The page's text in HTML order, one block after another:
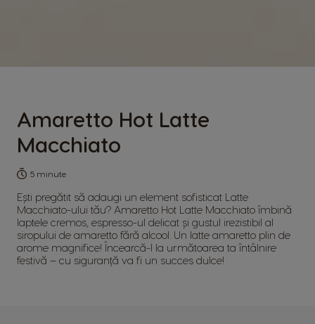
Amaretto Hot Latte
Macchiato
5 minute
Ești pregătit să adaugi un element sofisticat Latte
Macchiato-ului tău? Amaretto Hot Latte Macchiato îmbină
laptele cremos, espresso-ul delicat și gustul irezistibil al
siropului de amaretto fără alcool. Un latte amaretto plin de
arome magnifice! Încearcă-l la următoarea ta întâlnire
festivă – cu siguranță va fi un succes dulce!